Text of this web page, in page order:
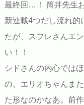
最終回…！ 筒井先生
新連載4つだし流れ的
たが、スフレさんエ
い！！
シドさんの内心では
の、エリオちゃんま
た形なのかなあ。前